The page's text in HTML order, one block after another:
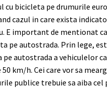
cu bicicleta pe drumurile
cazul in care exista
E important de mentionat
pe autostrada. Prin lege,
autostrada a vehiculelor
km/h. Cei care vor sa
publice trebuie sa aiba cel